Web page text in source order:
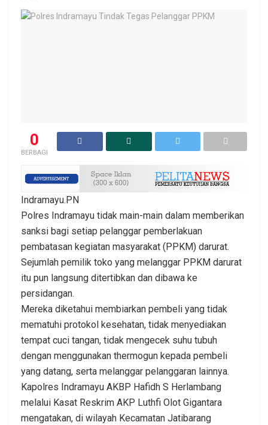
0
BERBAGI
Indramayu.PN
Polres Indramayu tidak main-main dalam memberikan
sanksi bagi setiap pelanggar pemberlakuan
pembatasan kegiatan masyarakat (PPKM) darurat.
Sejumlah pemilik toko yang melanggar PPKM darurat
itu pun langsung ditertibkan dan dibawa ke
persidangan.
Mereka diketahui membiarkan pembeli yang tidak
mematuhi protokol kesehatan, tidak menyediakan
tempat cuci tangan, tidak mengecek suhu tubuh
dengan menggunakan thermogun kepada pembeli
yang datang, serta melanggar pelanggaran lainnya.
Kapolres Indramayu AKBP Hafidh S Herlambang
melalui Kasat Reskrim AKP Luthfi Olot Gigantara
mengatakan, di wilayah Kecamatan Jatibarang